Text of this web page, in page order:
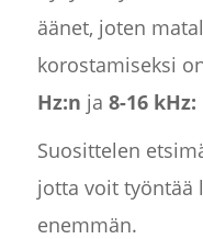
äänet, joten
korostamiseksi
Hz:n ja 8-16 kHz:
Suosittelen
jotta voit työntää
enemmän.